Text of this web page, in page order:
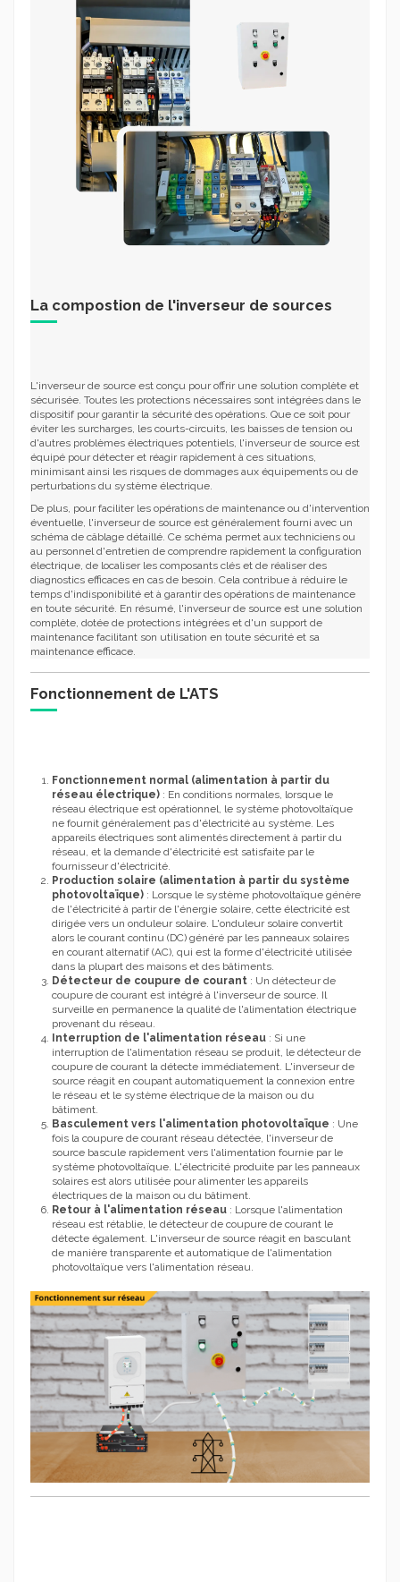
La compostion de l'inverseur de sources
L'inverseur de source est conçu pour offrir une solution complète et
sécurisée. Toutes les protections nécessaires sont intégrées dans le
dispositif pour garantir la sécurité des opérations. Que ce soit pour
éviter les surcharges, les courts-circuits, les baisses de tension ou
d'autres problèmes électriques potentiels, l'inverseur de source est
équipé pour détecter et réagir rapidement à ces situations,
minimisant ainsi les risques de dommages aux équipements ou de
perturbations du système électrique.
De plus, pour faciliter les opérations de maintenance ou d'intervention
éventuelle, l'inverseur de source est généralement fourni avec un
schéma de câblage détaillé. Ce schéma permet aux techniciens ou
au personnel d'entretien de comprendre rapidement la configuration
électrique, de localiser les composants clés et de réaliser des
diagnostics efficaces en cas de besoin. Cela contribue à réduire le
temps d'indisponibilité et à garantir des opérations de maintenance
en toute sécurité. En résumé, l'inverseur de source est une solution
complète, dotée de protections intégrées et d'un support de
maintenance facilitant son utilisation en toute sécurité et sa
maintenance efficace.
Fonctionnement de L'ATS
Fonctionnement normal (alimentation à partir du
réseau électrique) : En conditions normales, lorsque le
réseau électrique est opérationnel, le système photovoltaïque
ne fournit généralement pas d'électricité au système. Les
appareils électriques sont alimentés directement à partir du
réseau, et la demande d'électricité est satisfaite par le
fournisseur d'électricité.
Production solaire (alimentation à partir du système
photovoltaïque) : Lorsque le système photovoltaïque génère
de l'électricité à partir de l'énergie solaire, cette électricité est
dirigée vers un onduleur solaire. L'onduleur solaire convertit
alors le courant continu (DC) généré par les panneaux solaires
en courant alternatif (AC), qui est la forme d'électricité utilisée
dans la plupart des maisons et des bâtiments.
Détecteur de coupure de courant : Un détecteur de
coupure de courant est intégré à l'inverseur de source. Il
surveille en permanence la qualité de l'alimentation électrique
provenant du réseau.
Interruption de l'alimentation réseau : Si une
interruption de l'alimentation réseau se produit, le détecteur de
coupure de courant la détecte immédiatement. L'inverseur de
source réagit en coupant automatiquement la connexion entre
le réseau et le système électrique de la maison ou du
bâtiment.
Basculement vers l'alimentation photovoltaïque : Une
fois la coupure de courant réseau détectée, l'inverseur de
source bascule rapidement vers l'alimentation fournie par le
système photovoltaïque. L'électricité produite par les panneaux
solaires est alors utilisée pour alimenter les appareils
électriques de la maison ou du bâtiment.
Retour à l'alimentation réseau : Lorsque l'alimentation
réseau est rétablie, le détecteur de coupure de courant le
détecte également. L'inverseur de source réagit en basculant
de manière transparente et automatique de l'alimentation
photovoltaïque vers l'alimentation réseau.